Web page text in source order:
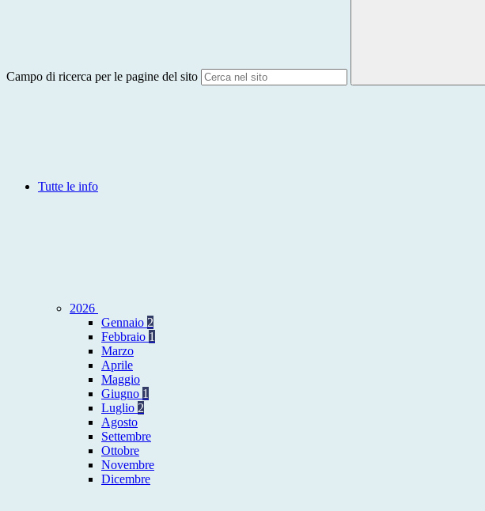
Campo di ricerca per le pagine del sito
Tutte le info
2026
Gennaio 2
Febbraio 1
Marzo
Aprile
Maggio
Giugno 1
Luglio 2
Agosto
Settembre
Ottobre
Novembre
Dicembre